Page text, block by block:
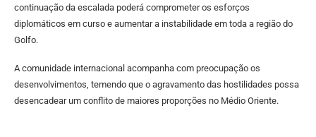
continuação da escalada poderá comprometer os esforços
diplomáticos em curso e aumentar a instabilidade em toda a região do
Golfo.
A comunidade internacional acompanha com preocupação os
desenvolvimentos, temendo que o agravamento das hostilidades possa
desencadear um conflito de maiores proporções no Médio Oriente.